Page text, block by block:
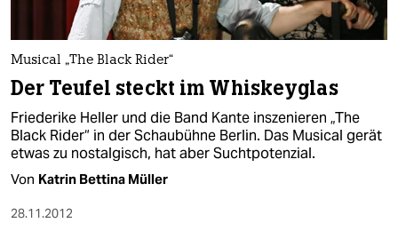
Musical „The Black Rider“
Der Teufel steckt im Whiskeyglas
Friederike Heller und die Band Kante inszenieren „The
Black Rider“ in der Schaubühne Berlin. Das Musical gerät
etwas zu nostalgisch, hat aber Suchtpotenzial.
Von Katrin Bettina Müller
28.11.2012